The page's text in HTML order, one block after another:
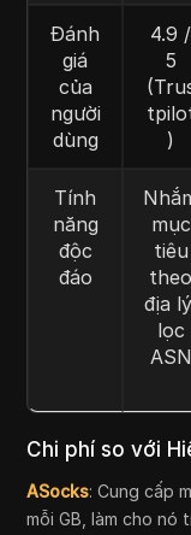
Đánh
giá
của
người
dùng
4.9 /
5
)
Tính
năng
độc
đáo
mục
tiêu
theo
địa
lọc
ASN
Chi phí so với
ASocks: Cung cấp
mỗi GB, làm cho nó